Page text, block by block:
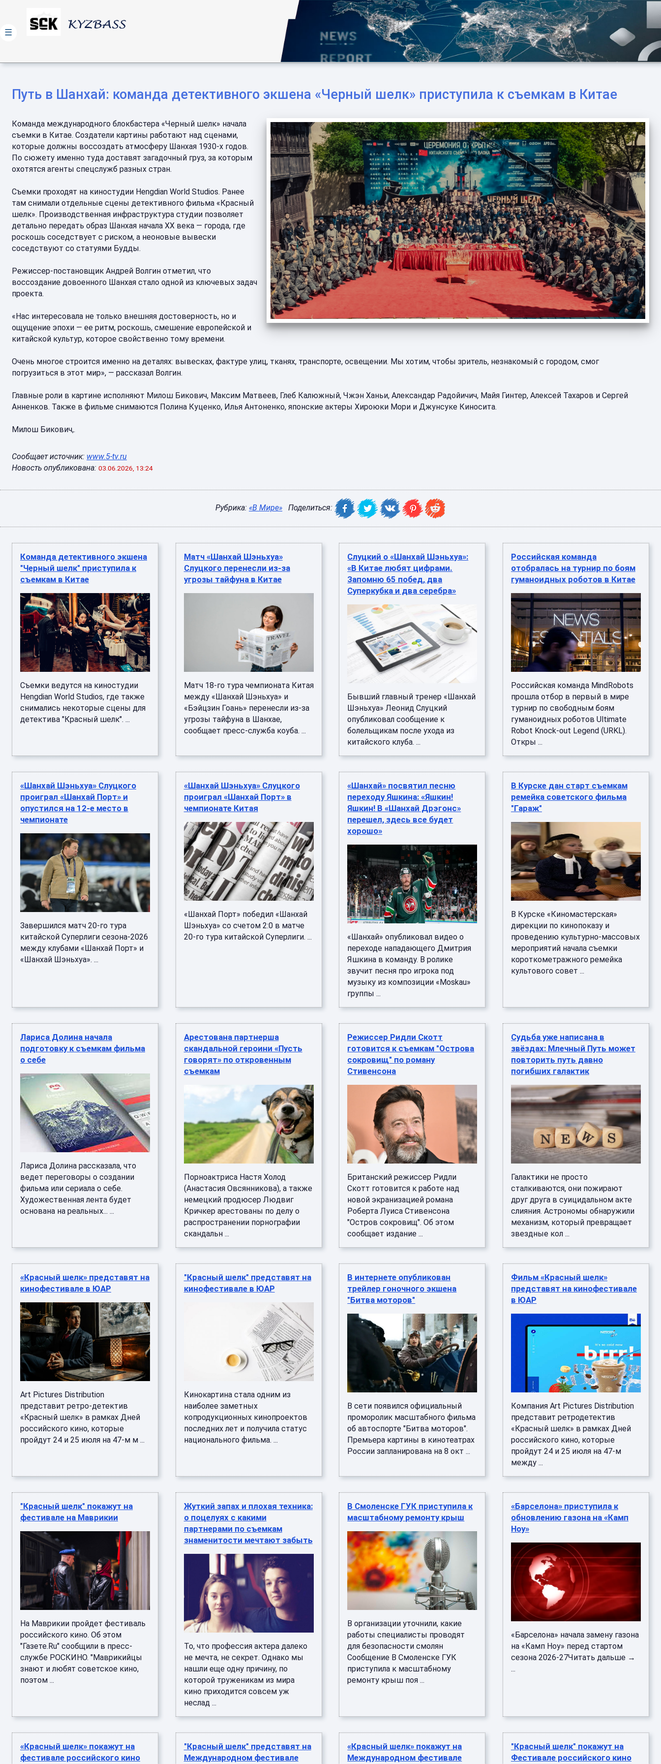
Путь в Шанхай: команда детективного экшена «Черный шелк» приступила к съемкам в Китае
Команда международного блокбастера «Черный шелк» начала
съемки в Китае. Создатели картины работают над сценами,
которые должны воссоздать атмосферу Шанхая 1930-х годов.
По сюжету именно туда доставят загадочный груз, за которым
охотятся агенты спецслужб разных стран.
Съемки проходят на киностудии Hengdian World Studios. Ранее
там снимали отдельные сцены детективного фильма «Красный
шелк». Производственная инфраструктура студии позволяет
детально передать образ Шанхая начала XX века — города, где
роскошь соседствует с риском, а неоновые вывески
соседствуют со статуями Будды.
Режиссер-постановщик Андрей Волгин отметил, что
воссоздание довоенного Шанхая стало одной из ключевых задач
проекта.
«Нас интересовала не только внешняя достоверность, но и
ощущение эпохи — ее ритм, роскошь, смешение европейской и
китайской культур, которое свойственно тому времени.
Очень многое строится именно на деталях: вывесках, фактуре улиц, тканях, транспорте, освещении. Мы хотим, чтобы зритель, незнакомый с городом, смог
погрузиться в этот мир», — рассказал Волгин.
Главные роли в картине исполняют Милош Бикович, Максим Матвеев, Глеб Калюжный, Чжэн Ханьи, Александар Радойичич, Майя Гинтер, Алексей Тахаров и Сергей
Анненков. Также в фильме снимаются Полина Куценко, Илья Антоненко, японские актеры Хироюки Мори и Джунсуке Киносита.
Милош Бикович,.
Сообщает источник: www.5-tv.ru
Новость опубликована: 03.06.2026, 13:24
Рубрика: «В Мире» Поделиться:
Команда детективного экшена
"Черный шелк" приступила к
съемкам в Китае
Съемки ведутся на киностудии
Hengdian World Studios, где также
снимались некоторые сцены для
детектива "Красный шелк". ...
Матч «Шанхай Шэньхуа»
Слуцкого перенесли из-за
угрозы тайфуна в Китае
Матч 18-го тура чемпионата Китая
между «Шанхай Шэньхуа» и
«Бэйцзин Гоань» перенесли из-за
угрозы тайфуна в Шанхае,
сообщает пресс-служба коуба. ...
Слуцкий о «Шанхай Шэньхуа»:
«В Китае любят цифрами.
Запомню 65 побед, два
Суперкубка и два серебра»
Бывший главный тренер «Шанхай
Шэньхуа» Леонид Слуцкий
опубликовал сообщение к
болельщикам после ухода из
китайского клуба. ...
Российская команда
отобралась на турнир по боям
гуманоидных роботов в Китае
Российская команда MindRobots
прошла отбор в первый в мире
турнир по свободным боям
гуманоидных роботов Ultimate
Robot Knock-out Legend (URKL).
Откры ...
«Шанхай Шэньхуа» Слуцкого
проиграл «Шанхай Порт» и
опустился на 12-е место в
чемпионате
Завершился матч 20-го тура
китайской Суперлиги сезона-2026
между клубами «Шанхай Порт» и
«Шанхай Шэньхуа». ...
«Шанхай Шэньхуа» Слуцкого
проиграл «Шанхай Порт» в
чемпионате Китая
«Шанхай Порт» победил «Шанхай
Шэньхуа» со счетом 2:0 в матче
20-го тура китайской Суперлиги. ...
«Шанхай» посвятил песню
переходу Яшкина: «Яшкин!
Яшкин! В «Шанхай Дрэгонс»
перешел, здесь все будет
хорошо»
«Шанхай» опубликовал видео о
переходе нападающего Дмитрия
Яшкина в команду. В ролике
звучит песня про игрока под
музыку из композиции «Moskau»
группы ...
В Курске дан старт съемкам
ремейка советского фильма
"Гараж"
В Курске «Киномастерская»
дирекции по кинопоказу и
проведению культурно-массовых
мероприятий начала съемки
короткометражного ремейка
культового совет ...
Лариса Долина начала
подготовку к съемкам фильма
о себе
Лариса Долина рассказала, что
ведет переговоры о создании
фильма или сериала о себе.
Художественная лента будет
основана на реальных... ...
Арестована партнерша
скандальной героини «Пусть
говорят» по откровенным
съемкам
Порноактриса Настя Холод
(Анастасия Овсянникова), а также
немецкий продюсер Людвиг
Кричкер арестованы по делу о
распространении порнографии
скандальн ...
Режиссер Ридли Скотт
готовится к съемкам "Острова
сокровищ" по роману
Стивенсона
Британский режиссер Ридли
Скотт готовится к работе над
новой экранизацией романа
Роберта Луиса Стивенсона
"Остров сокровищ". Об этом
сообщает издание ...
Судьба уже написана в
звёздах: Млечный Путь может
повторить путь давно
погибших галактик
Галактики не просто
сталкиваются, они пожирают
друг друга в суицидальном акте
слияния. Астрономы обнаружили
механизм, который превращает
звездные кол ...
«Красный шелк» представят на
кинофестивале в ЮАР
Art Pictures Distribution
представит ретро-детектив
«Красный шелк» в рамках Дней
российского кино, которые
пройдут 24 и 25 июля на 47-м м ...
"Красный шелк" представят на
кинофестивале в ЮАР
Кинокартина стала одним из
наиболее заметных
копродукционных кинопроектов
последних лет и получила статус
национального фильма. ...
В интернете опубликован
трейлер гоночного экшена
"Битва моторов"
В сети появился официальный
проморолик масштабного фильма
об автоспорте "Битва моторов".
Премьера картины в кинотеатрах
России запланирована на 8 окт ...
Фильм «Красный шелк»
представят на кинофестивале
в ЮАР
Компания Art Pictures Distribution
представит ретродетектив
«Красный шелк» в рамках Дней
российского кино, которые
пройдут 24 и 25 июля на 47-м
между ...
"Красный шелк" покажут на
фестивале на Маврикии
На Маврикии пройдет фестиваль
российского кино. Об этом
"Газете.Ru" сообщили в пресс-
службе РОСКИНО. "Маврикийцы
знают и любят советское кино,
поэтом ...
Жуткий запах и плохая техника:
о поцелуях с какими
партнерами по съемкам
знаменитости мечтают забыть
То, что профессия актера далеко
не мечта, не секрет. Однако мы
нашли еще одну причину, по
которой труженикам из мира
кино приходится совсем уж
неслад ...
В Смоленске ГУК приступила к
масштабному ремонту крыш
В организации уточнили, какие
работы специалисты проводят
для безопасности смолян
Сообщение В Смоленске ГУК
приступила к масштабному
ремонту крыш поя ...
«Барселона» приступила к
обновлению газона на «Камп
Ноу»
«Барселона» начала замену газона
на «Камп Ноу» перед стартом
сезона 2026-27Читать дальше →
...
«Красный шелк» покажут на
фестивале российского кино
"Красный шелк" представят на
Международном фестивале
«Красный шелк» покажут на
Международном фестивале
"Красный шелк" покажут на
Фестивале российского кино
☰